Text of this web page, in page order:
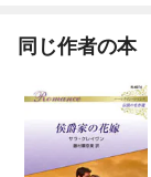
同じ作者の本